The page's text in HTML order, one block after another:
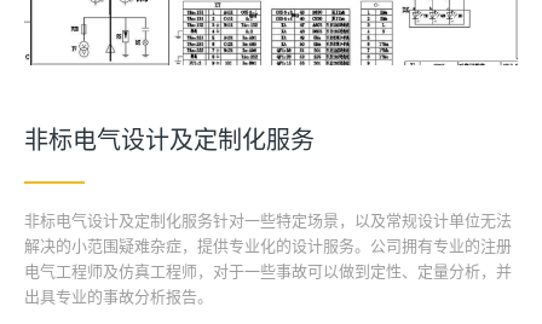
非标电气设计及定制化服务
非标电气设计及定制化服务针对一些特定场景，以及常规设计单位无法
解决的小范围疑难杂症，提供专业化的设计服务。公司拥有专业的注册
电气工程师及仿真工程师，对于一些事故可以做到定性、定量分析，并
出具专业的事故分析报告。